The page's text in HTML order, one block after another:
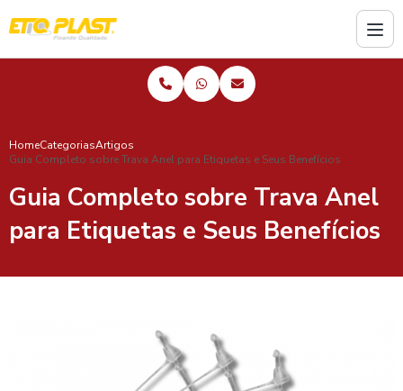
HomeCategoriasArtigos
Guia Completo sobre Trava Anel para Etiquetas e Seus Benefícios
Guia Completo sobre Trava Anel
para Etiquetas e Seus Benefícios